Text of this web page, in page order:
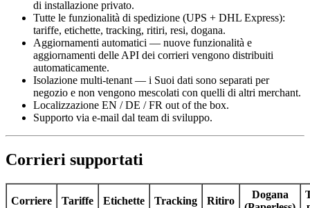
di installazione privato.
Tutte le funzionalità di spedizione (UPS + DHL Express):
tariffe, etichette, tracking, ritiri, resi, dogana.
Aggiornamenti automatici — nuove funzionalità e
aggiornamenti delle API dei corrieri vengono distribuiti
automaticamente.
Isolazione multi-tenant — i Suoi dati sono separati per
negozio e non vengono mescolati con quelli di altri merchant.
Localizzazione EN / DE / FR out of the box.
Supporto via e-mail dal team di sviluppo.
Corrieri supportati
Corriere Tariffe Etichette Tracking Ritiro
Dogana